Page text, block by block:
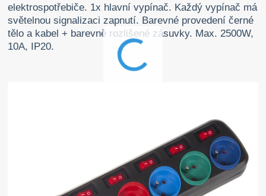
elektrospotřebiče. 1x hlavní vypínač. Každý vypínač má
světelnou signalizaci zapnutí. Barevné provedení černé
tělo a kabel + barevně rozlišené zásuvky. Max. 2500W,
10A, IP20.